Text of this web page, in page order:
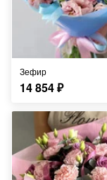
Зефир
14 854₽